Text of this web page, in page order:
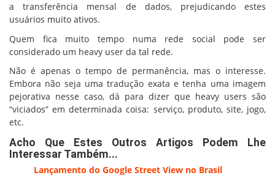
a transferência mensal de dados, prejudicando estes
usuários muito ativos.
Quem fica muito tempo numa rede social pode ser
considerado um heavy user da tal rede.
Não é apenas o tempo de permanência, mas o interesse.
Embora não seja uma tradução exata e tenha uma imagem
pejorativa nesse caso, dá para dizer que heavy users são
“viciados” em determinada coisa: serviço, produto, site, jogo,
etc.
Acho Que Estes Outros Artigos Podem Lhe
Interessar Também...
Lançamento do Google Street View no Brasil